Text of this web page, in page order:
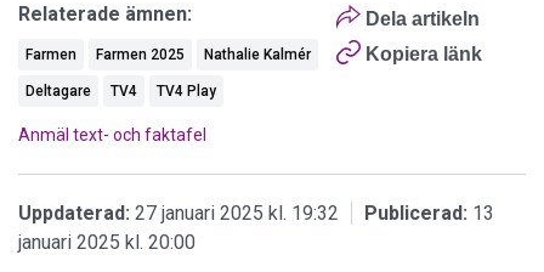
Dela artikeln
Kopiera länk
Relaterade ämnen:
Farmen Farmen 2025 Nathalie Kalmér
Deltagare TV4 TV4 Play
Anmäl text- och faktafel
Uppdaterad: 27 januari 2025 kl. 19:32 Publicerad: 13
januari 2025 kl. 20:00